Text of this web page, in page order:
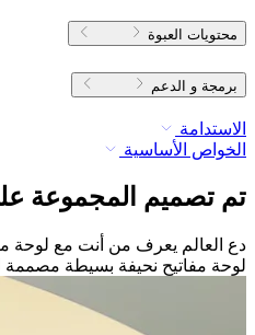
محتويات العبوة
برمجة و الدعم
الاستدامة
الخواص الأساسية
تم تصميم المجموعة
لوحة مفاتيح نحيفة بسيطة مصممة